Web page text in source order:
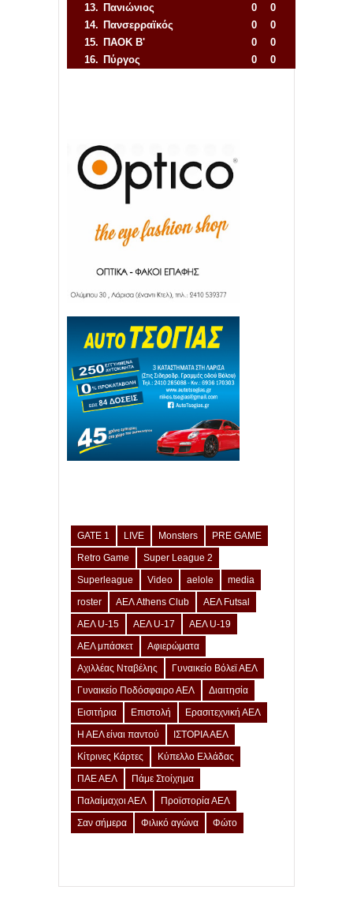
13. Πανιώνιος 0
0
14. Πανσερραϊκός 0
0
15. ΠΑΟΚ Β' 0
0
16. Πύργος 0
0
GATE 1 LIVE Monsters
PRE GAME
Retro Game
Super League 2
Superleague
Video aelole
media
roster
ΑΕΛ Athens Club
ΑΕΛ Futsal
ΑΕΛ U-15
ΑΕΛ U-17
ΑΕΛ U-19
ΑΕΛ μπάσκετ
Αφιερώματα
Αχιλλέας Νταβέλης
Γυναικείο Βόλεϊ ΑΕΛ
Γυναικείο Ποδόσφαιρο ΑΕΛ
Διαιτησία
Εισιτήρια
Επιστολή
Ερασιτεχνική ΑΕΛ
Η ΑΕΛ είναι παντού
ΙΣΤΟΡΙΑ ΑΕΛ
Κίτρινες Κάρτες
Κύπελλο Ελλάδας
ΠΑΕ ΑΕΛ
Πάμε Στοίχημα
Παλαίμαχοι ΑΕΛ
Προϊστορία ΑΕΛ
Σαν σήμερα
Φιλικό αγώνα Φώτο